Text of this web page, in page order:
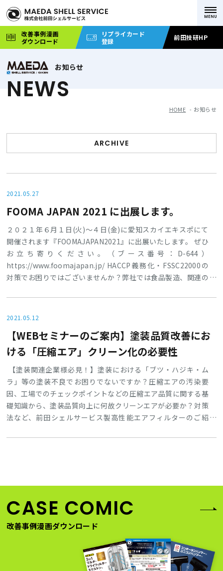
改善事例漫画
ダウンロード
リプライカード
登録
前田技研HP
お知らせ
NEWS
HOME お知らせ
ARCHIVE
2021.05.27
FOOMA JAPAN 2021 に出展します。
２０２１年６月１日(火)～４日(金)に愛知スカイエキスポにて
開催されます『FOOMAJAPAN2021』に出展いたします。 ぜひ
お立ち寄りください。（ブース番号：D-644）
https://www.foomajapan.jp/ HACCP義務化・FSSC22000の
対策でお困りではございませんか？弊社では食品製造、関連の
ルミスト、ドレンなどのあらゆる不純物対策のご提案をさせて
2021.05.12
【WEBセミナーのご案内】塗装品質改善にお
ける「圧縮エア」クリーン化の必要性
【塗装関連企業様必見！】塗装における「ブツ・ハジキ・ム
ラ」等の塗装不良でお困りでないですか？圧縮エアの汚染要
因、工場でのチェックポイントなどの圧縮エア品質に関する基
礎知識から、塗装品質向上に何故クリーンエアが必要か？対策
法など、前田シェルサービス製高性能エアフィルターのご紹
す。●テーマ：塗装品質改善における「圧縮エア」クリーン化
ォ
CASE COMIC
改善事例漫画ダウンロード